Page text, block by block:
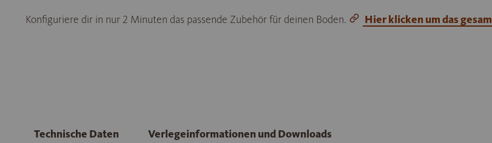
Konfiguriere dir in nur 2 Minuten das passende Zubehör für deinen Boden. Hier klicken um das
Technische Daten Verlegeinformationen und Downloads